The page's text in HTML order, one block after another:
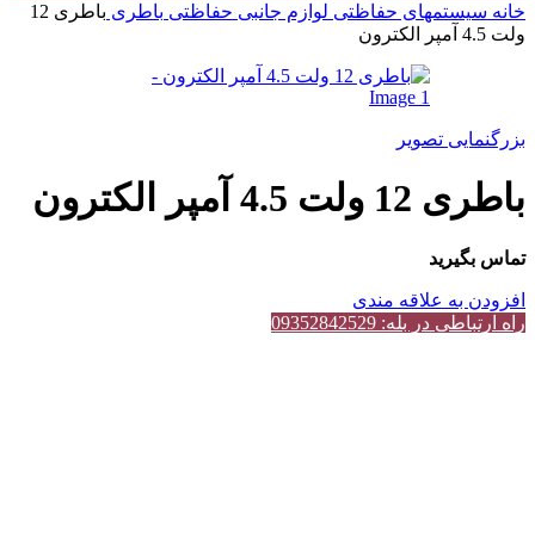
خانه سیستمهای حفاظتی لوازم جانبی حفاظتی باطری
باطری 12
ولت 4.5 آمپر الکترون
بزرگنمایی تصویر
باطری 12 ولت 4.5 آمپر الکترون
تماس بگیرید
افزودن به علاقه مندی
راه ارتباطی در بله: 09352842529